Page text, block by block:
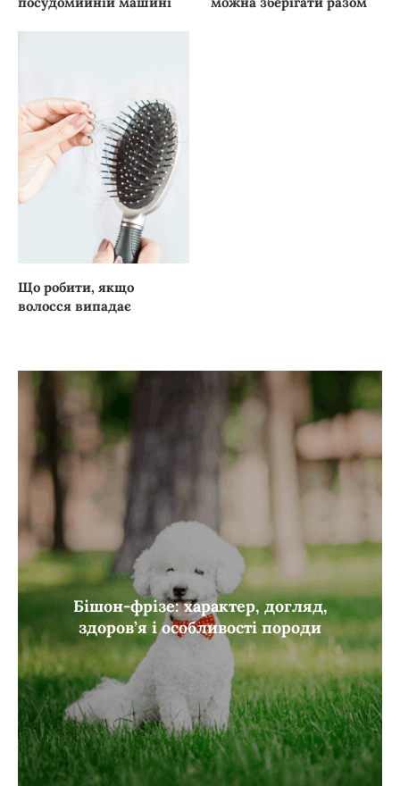
Що робити, якщо
волосся випадає
Бішон-фрізе: характер, догляд,
здоров’я і особливості породи